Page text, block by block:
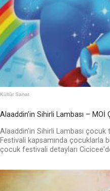
Kültür Sanat
Alaaddin’in Sihirli Lambası –
Alaaddin'in Sihirli Lambası
Festivali kapsamında çocuklarla
çocuk festivali detayları